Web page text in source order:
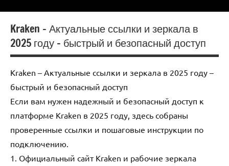
Kraken – Актуальные ссылки и зеркала в
2025 году – быстрый и безопасный доступ
Kraken – Актуальные ссылки и зеркала в 2025 году –
быстрый и безопасный доступ
Если вам нужен надежный и безопасный доступ к
платформе Kraken в 2025 году, здесь собраны
проверенные ссылки и пошаговые инструкции по
подключению.
1. Официальный сайт Kraken и рабочие зеркала